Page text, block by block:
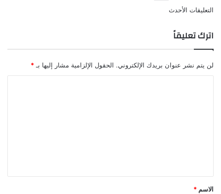
تصفّح
التعليقات
التعليقات الأحدث
اترك تعليقاً
لن يتم نشر عنوان بريدك الإلكتروني. الحقول الإلزامية مشار إليها بـ *
*
الاسم *